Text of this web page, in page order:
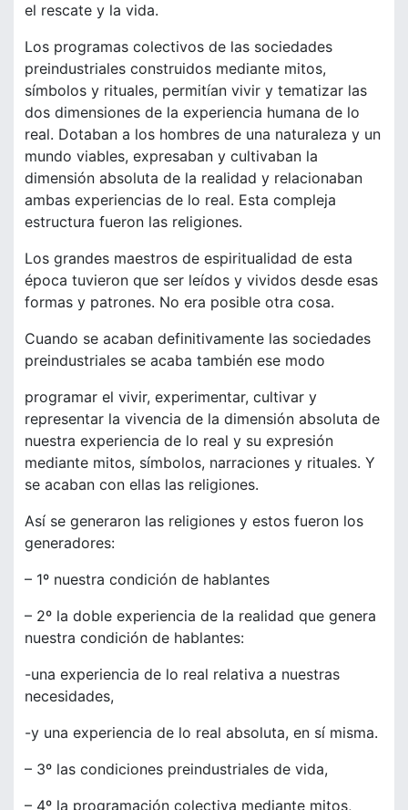
el rescate y la vida.
Los programas colectivos de las sociedades
preindustriales construidos mediante mitos,
símbolos y rituales, permitían vivir y tematizar las
dos dimensiones de la experiencia humana de lo
real. Dotaban a los hombres de una naturaleza y un
mundo viables, expresaban y cultivaban la
dimensión absoluta de la realidad y relacionaban
ambas experiencias de lo real. Esta compleja
estructura fueron las religiones.
Los grandes maestros de espiritualidad de esta
época tuvieron que ser leídos y vividos desde esas
formas y patrones. No era posible otra cosa.
Cuando se acaban definitivamente las sociedades
preindustriales se acaba también ese modo
programar el vivir, experimentar, cultivar y
representar la vivencia de la dimensión absoluta de
nuestra experiencia de lo real y su expresión
mediante mitos, símbolos, narraciones y rituales. Y
se acaban con ellas las religiones.
Así se generaron las religiones y estos fueron los
generadores:
– 1º nuestra condición de hablantes
– 2º la doble experiencia de la realidad que genera
nuestra condición de hablantes:
-una experiencia de lo real relativa a nuestras
necesidades,
-y una experiencia de lo real absoluta, en sí misma.
– 3º las condiciones preindustriales de vida,
– 4º la programación colectiva mediante mitos,